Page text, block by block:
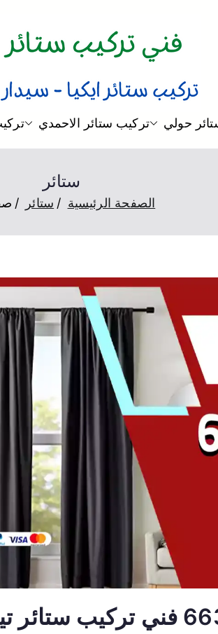
فني
فني تركيب حولي تركيب ستائر الاحمدي
ستائر
الصفحة الرئيسية ستائر
تركيب ستائر تيماء 66330441 فني تركيب